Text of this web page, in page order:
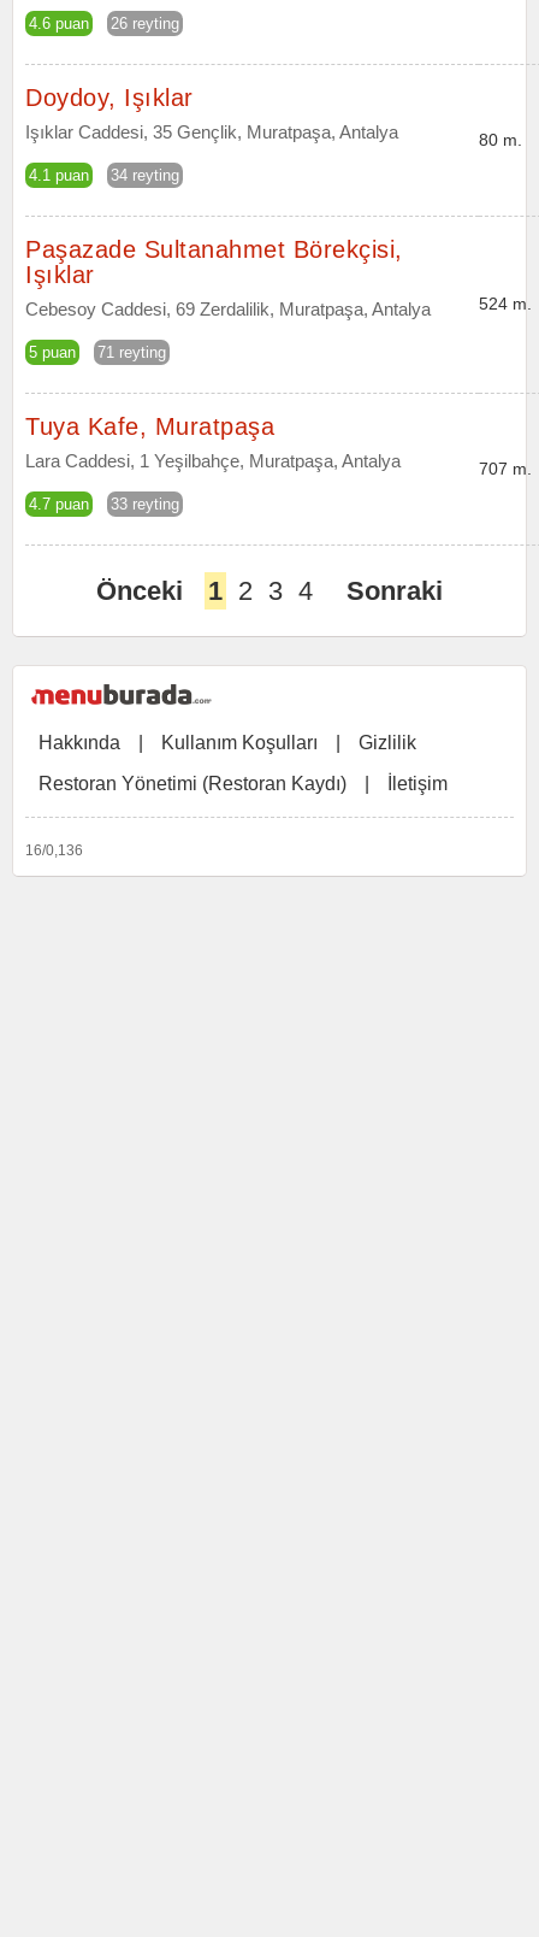
4.6 puan 26 reyting
Doydoy, Işıklar
Işıklar Caddesi, 35 Gençlik, Muratpaşa, Antalya
4.1 puan 34 reyting
80 m.
Paşazade Sultanahmet Börekçisi,
Işıklar
Cebesoy Caddesi, 69 Zerdalilik, Muratpaşa, Antalya
5 puan 71 reyting
524 m.
Tuya Kafe, Muratpaşa
Lara Caddesi, 1 Yeşilbahçe, Muratpaşa, Antalya
4.7 puan 33 reyting
707 m.
Önceki 1 2 3 4 Sonraki
Hakkında Kullanım Koşulları
Gizlilik
Restoran Yönetimi (Restoran Kaydı)
İletişim
16/0,136